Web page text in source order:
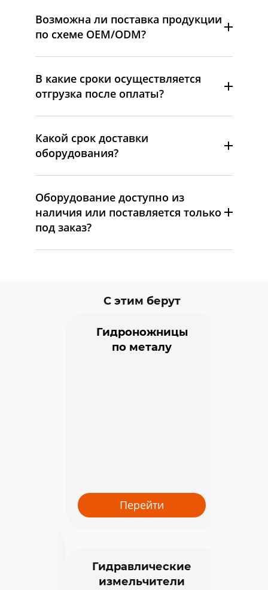
Возможна ли поставка продукции
по схеме OEM/ODM?
В какие сроки осуществляется
отгрузка после оплаты?
Какой срок доставки
оборудования?
Оборудование доступно из
наличия или поставляется только
под заказ?
С этим берут
Гидроножницы
по металу
Перейти
Гидравлические
измельчители